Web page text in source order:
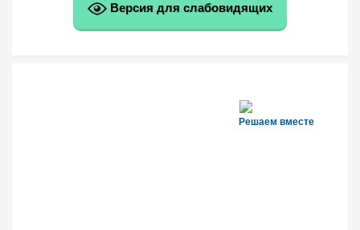
Версия для слабовидящих
Решаем вместе